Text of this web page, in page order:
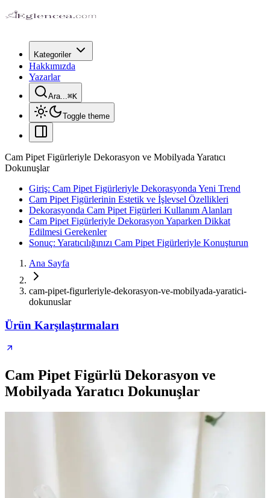
Kategoriler
Hakkımızda
Yazarlar
Ara...⌘K
Toggle theme
Cam Pipet Figürleriyle Dekorasyon ve Mobilyada Yaratıcı
Dokunuşlar
Giriş: Cam Pipet Figürleriyle Dekorasyonda Yeni Trend
Cam Pipet Figürlerinin Estetik ve İşlevsel Özellikleri
Dekorasyonda Cam Pipet Figürleri Kullanım Alanları
Cam Pipet Figürleriyle Dekorasyon Yaparken Dikkat
Edilmesi Gerekenler
Sonuç: Yaratıcılığınızı Cam Pipet Figürleriyle Konuşturun
Ana Sayfa
cam-pipet-figurleriyle-dekorasyon-ve-mobilyada-yaratici-
dokunuslar
Ürün Karşılaştırmaları
Cam Pipet Figürlü Dekorasyon ve
Mobilyada Yaratıcı Dokunuşlar